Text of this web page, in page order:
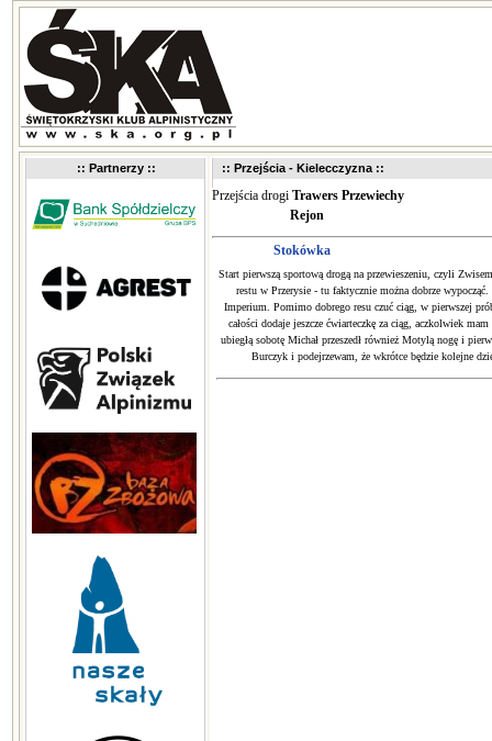
:: Partnerzy :: :: Przejścia - Kielecczyzna ::
Przejścia drogi Trawers Przewiechy
Rejon
Stokówka
Start pierwszą sportową drogą na przewieszeniu, czyli
restu w Przerysie - tu faktycznie można dobrze
Imperium. Pomimo dobrego resu czuć ciąg, w pierwszej
całości dodaje jeszcze ćwiarteczkę za ciąg, aczkolwiek
ubiegłą sobotę Michał przeszedł również Motylą nogę i
Burczyk i podejrzewam, że wkrótce będzie kolejne